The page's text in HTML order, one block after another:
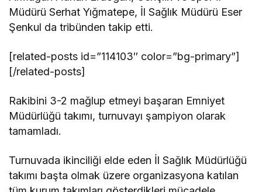
Müdürü Serhat Yığmatepe, İl Sağlık Müdürü Eser
Şenkul da tribünden takip etti.
[related-posts id=”114103″ color=”bg-primary”]
[/related-posts]
Rakibini 3-2 mağlup etmeyi başaran Emniyet
Müdürlüğü takımı, turnuvayı şampiyon olarak
tamamladı.
Turnuvada ikinciliği elde eden İl Sağlık Müdürlüğü
takımı başta olmak üzere organizasyona katılan